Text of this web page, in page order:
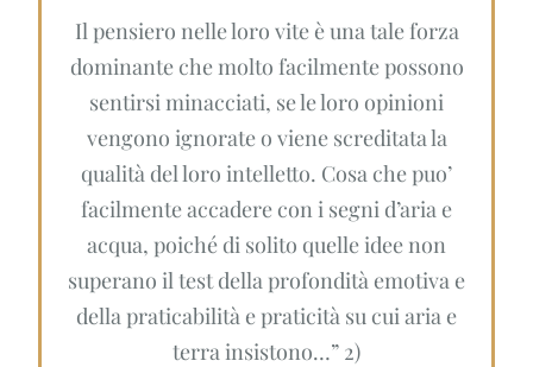
Il pensiero nelle loro vite è una tale forza
dominante che molto facilmente possono
sentirsi minacciati, se le loro opinioni
vengono ignorate o viene screditata la
qualità del loro intelletto. Cosa che puo’
facilmente accadere con i segni d’aria e
acqua, poiché di solito quelle idee non
superano il test della profondità emotiva e
della praticabilità e praticità su cui aria e
terra insistono…” 2)